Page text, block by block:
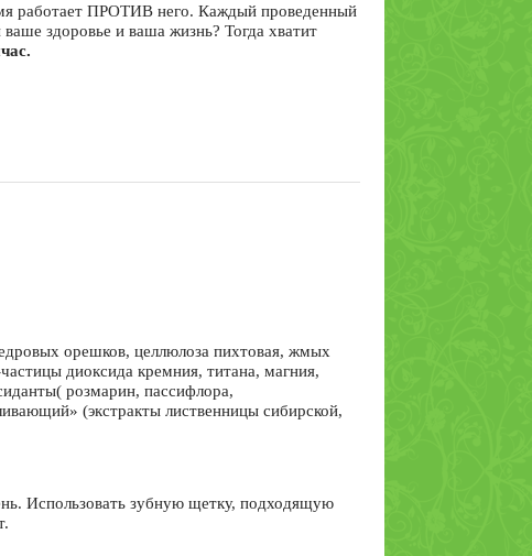
0,8гр
работает ПРОТИВ него. Каждый проведенный
здоровье и ваша жизнь? Тогда хватит
орешков, целлюлоза пихтовая, жмых
диоксида кремния, титана, магния,
розмарин, пассифлора,
(экстракты лиственницы сибирской,
Использовать зубную щетку, подходящую